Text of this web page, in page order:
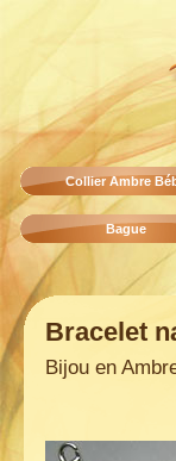
Collier Ambre
Bague
Bracelet
Bijou en